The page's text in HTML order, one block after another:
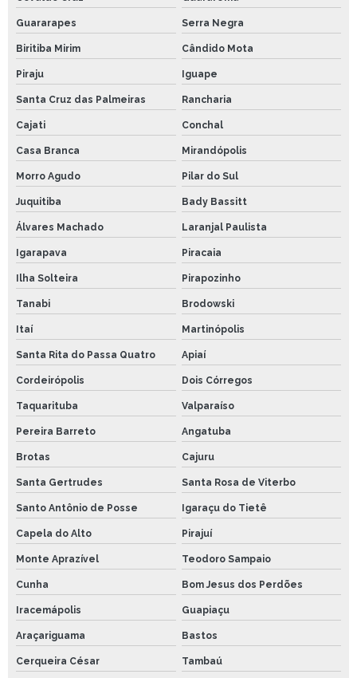
Guararapes Serra Negra
Biritiba Mirim Cândido Mota
Piraju Iguape
Santa Cruz das Palmeiras Rancharia
Cajati Conchal
Casa Branca Mirandópolis
Morro Agudo Pilar do Sul
Juquitiba Bady Bassitt
Álvares Machado Laranjal Paulista
Igarapava Piracaia
Ilha Solteira Pirapozinho
Tanabi Brodowski
Itaí Martinópolis
Santa Rita do Passa Quatro Apiaí
Cordeirópolis Dois Córregos
Taquarituba Valparaíso
Pereira Barreto Angatuba
Brotas Cajuru
Santa Gertrudes Santa Rosa de Viterbo
Santo Antônio de Posse Igaraçu do Tietê
Capela do Alto Pirajuí
Monte Aprazível Teodoro Sampaio
Cunha Bom Jesus dos Perdões
Iracemápolis Guapiaçu
Araçariguama Bastos
Cerqueira César Tambaú